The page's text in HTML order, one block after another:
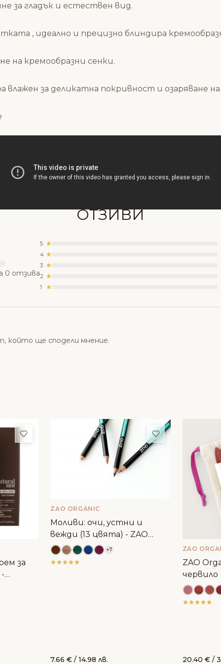
за гладък и естествен вид.
, идеално и прецизно блиндира
на кремообразни сенки.
влажен за деликатна покривност и озаряване
ОТЗИВИ
0 отзива
5
4
3
2
1
който ще сподели мнение.
Добави в любими
за
Добави в
ZAO ORGANIC
Моливи: очи, устни и
вежди (13 цвята) - ZAO
Organic
+7
7.66€ / 14.98 лв.
ZAO
ZAO
червило
20.40 €/